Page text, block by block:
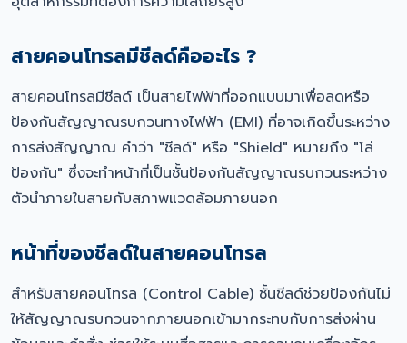
สายคอนโทรลมีชีลด์คืออะไร ?
สายคอนโทรลมีชีลด์ เป็นสายไฟฟ้าที่ออกแบบมาเพื่อลดหรือ
ป้องกันสัญญาณรบกวนทางไฟฟ้า (EMI) ที่อาจเกิดขึ้นระหว่าง
การส่งสัญญาณ คำว่า "ชีลด์" หรือ "Shield" หมายถึง "โล่
ป้องกัน" ซึ่งจะทำหน้าที่เป็นชั้นป้องกันสัญญาณรบกวนระหว่าง
ตัวนำภายในสายกับสภาพแวดล้อมภายนอก
หน้าที่ของชีลด์ในสายคอนโทรล
สำหรับสายคอนโทรล (Control Cable) ชั้นชีลด์ช่วยป้องกันไม่
ให้สัญญาณรบกวนจากภายนอกเข้ามากระทบกับการส่งผ่าน